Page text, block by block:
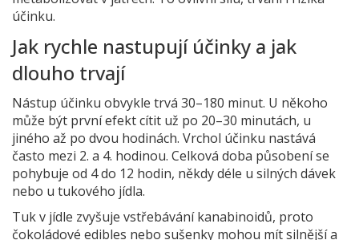
účinku.
Jak rychle nastupují účinky a jak
dlouho trvají
Nástup účinku obvykle trvá 30–180 minut. U někoho
může být první efekt cítit už po 20–30 minutách, u
jiného až po dvou hodinách. Vrchol účinku nastává
často mezi 2. a 4. hodinou. Celková doba působení se
pohybuje od 4 do 12 hodin, někdy déle u silných dávek
nebo u tukového jídla.
Tuk v jídle zvyšuje vstřebávání kanabinoidů, proto
čokoládové edibles nebo sušenky mohou mít silnější a